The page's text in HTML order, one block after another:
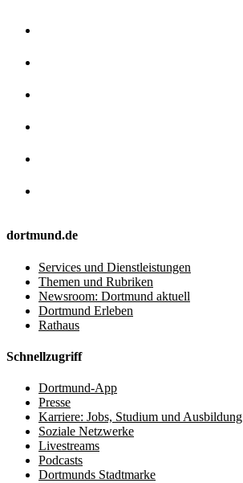
dortmund.de
Services und Dienstleistungen
Themen und Rubriken
Newsroom: Dortmund aktuell
Dortmund Erleben
Rathaus
Schnellzugriff
Dortmund-App
Presse
Karriere: Jobs, Studium und Ausbildung
Soziale Netzwerke
Livestreams
Podcasts
Dortmunds Stadtmarke